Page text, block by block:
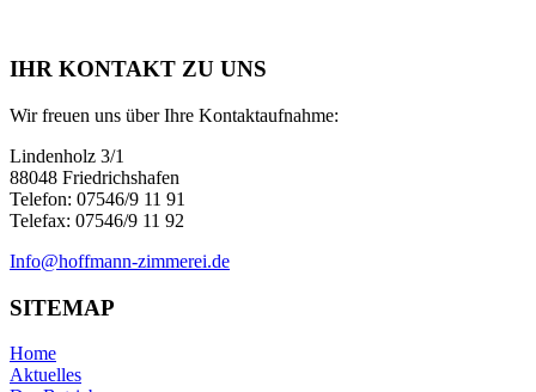
IHR KONTAKT ZU UNS
Wir freuen uns über Ihre Kontaktaufnahme:
Lindenholz 3/1
88048 Friedrichshafen
Telefon: 07546/9 11 91
Telefax: 07546/9 11 92
Info@hoffmann-zimmerei.de
SITEMAP
Home
Aktuelles